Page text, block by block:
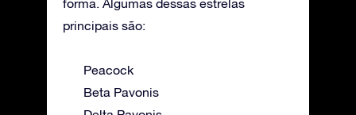
forma. Algumas dessas estrelas
principais são:
Peacock
Beta Pavonis